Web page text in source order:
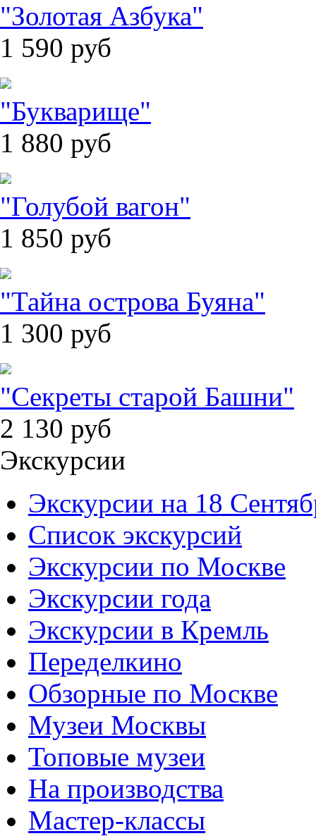
"Золотая Азбука"
1 590 руб
"Букварище"
1 880 руб
"Голубой вагон"
1 850 руб
"Тайна острова Буяна"
1 300 руб
"Секреты старой Башни"
2 130 руб
Экскурсии
Экскурсии на 18
Список экскурсий
Экскурсии по Москве
Экскурсии года
Экскурсии в Кремль
Переделкино
Обзорные по Москве
Музеи Москвы
Топовые музеи
На производства
Мастер-классы